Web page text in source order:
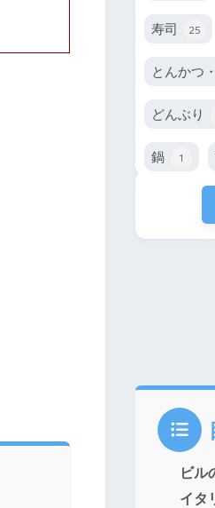
寿司 25
とんかつ
どんぶり
鍋 1
ビル
イタ